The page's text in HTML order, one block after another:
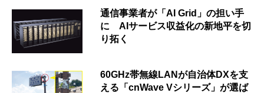
通信事業者が「AI Grid」の担い手
に AIサービス収益化の新地平を切
り拓く
60GHz帯無線LANが自治体DXを支
える「cnWave Vシリーズ」が選ば